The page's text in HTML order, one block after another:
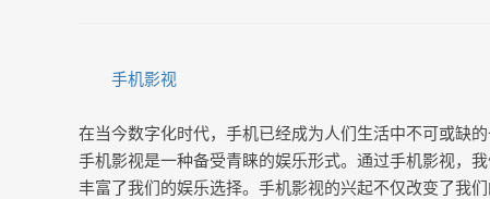
手机影视
在当今数字化时代，手机已经成为人们生活中不可或缺
手机影视是一种备受青睐的娱乐形式。通过手机影视，
丰富了我们的娱乐选择。手机影视的兴起不仅改变了我